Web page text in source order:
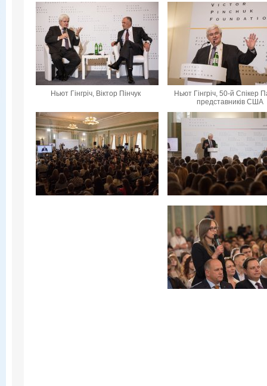
Ньют Гінгріч, Віктор Пінчук
Ньют Гінгріч, 50-й Спікер
представників США